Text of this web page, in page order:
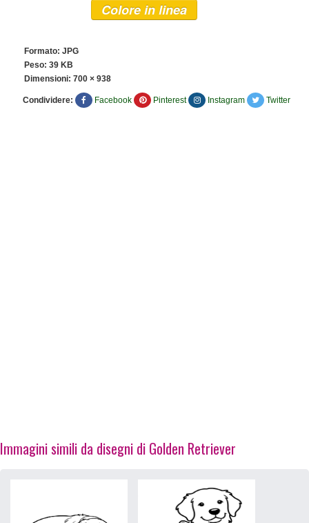
Colore in linea
Formato: JPG
Peso: 39 KB
Dimensioni: 700 × 938
Condividere: Facebook Pinterest Instagram Twitter
Immagini simili da disegni di Golden Retriever